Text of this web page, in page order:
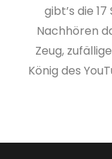
gibt’s die
Nachhören
Zeug,
König des